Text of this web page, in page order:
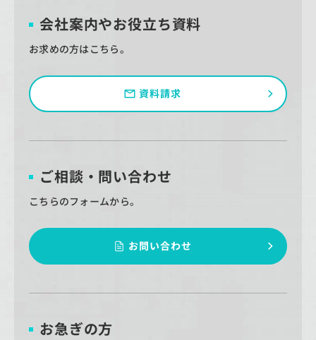
会社案内やお役立ち資料
お求めの方はこちら。
資料請求
ご相談・問い合わせ
こちらのフォームから。
お問い合わせ
お急ぎの方